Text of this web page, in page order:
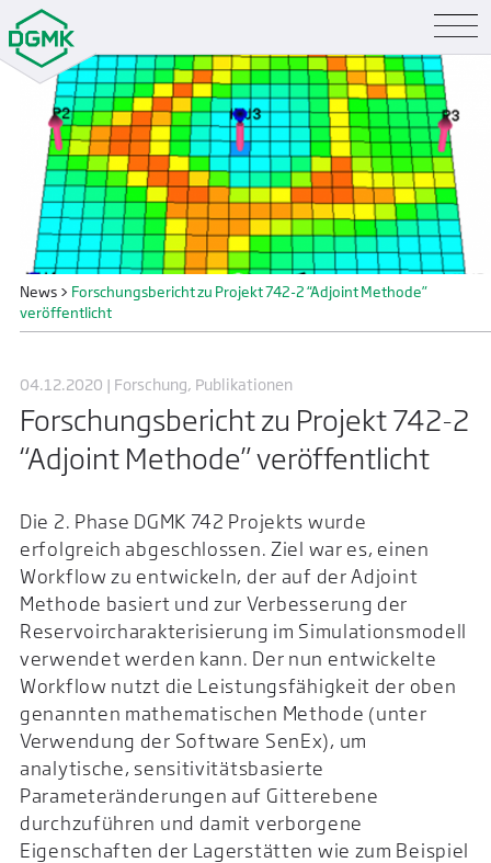
News> Forschungsbericht zu Projekt 742-2 “Adjoint Methode”
veröffentlicht
04.12.2020 | Forschung, Publikationen
Forschungsbericht zu Projekt 742-2
“Adjoint Methode” veröffentlicht
Die 2. Phase DGMK 742 Projekts wurde
erfolgreich abgeschlossen. Ziel war es, einen
Workflow zu entwickeln, der auf der Adjoint
Methode basiert und zur Verbesserung der
Reservoircharakterisierung im Simulationsmodell
verwendet werden kann. Der nun entwickelte
Workflow nutzt die Leistungsfähigkeit der oben
genannten mathematischen Methode (unter
Verwendung der Software SenEx), um
analytische, sensitivitätsbasierte
Parameteränderungen auf Gitterebene
durchzuführen und damit verborgene
Eigenschaften der Lagerstätten wie zum Beispiel